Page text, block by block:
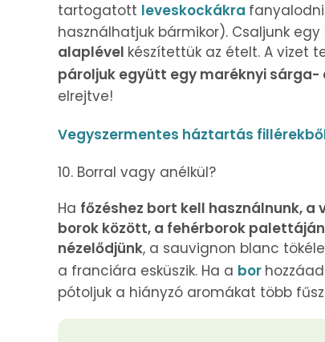
tartogatott leveskockákra
használhatjuk bármikor). Csaljunk
alaplével készítettük az ételt. A vizet
pároljuk együtt egy maréknyi sárga-
elrejtve!
Vegyszermentes háztartás
10. Borral vagy anélkül?
Ha főzéshez bort kell használnunk,
borok között, a fehérborok
nézelődjünk, a sauvignon blanc
a franciára esküszik. Ha a bor
pótoljuk a hiányzó aromákat több